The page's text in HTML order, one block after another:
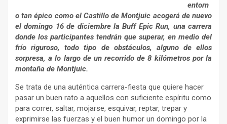
entorn
o tan épico como el Castillo de Montjuic acogerá de nuevo
el domingo 16 de diciembre la Buff Epic Run, una carrera
donde los participantes tendrán que superar, en medio del
frío riguroso, todo tipo de obstáculos, alguno de ellos
sorpresa, a lo largo de un recorrido de 8 kilómetros por la
montaña de Montjuic.
Se trata de una auténtica carrera-fiesta que quiere hacer
pasar un buen rato a aquellos con suficiente espíritu como
para correr, saltar, mojarse, esquivar, reptar, trepar y
exprimirse las fuerzas y el buen humor un domingo por la